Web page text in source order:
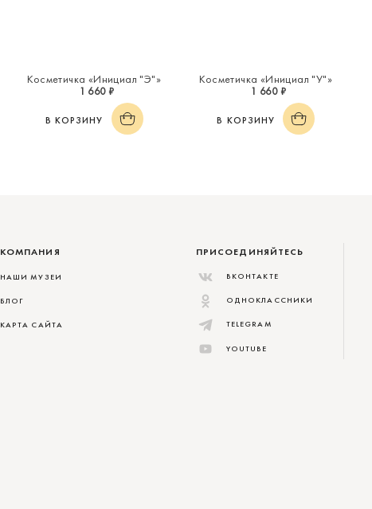
Косметичка «Инициал "Э"»
1 660 ₽
В КОРЗИНУ
Косметичка «Инициал "У"»
1 660 ₽
В КОРЗИНУ
ПРИСОЕДИНЯЙТЕСЬ
ВКОНТАКТЕ
ОДНОКЛАССНИКИ
TELEGRAM
YOUTUBE
КОМПАНИЯ
НАШИ МУЗЕИ
БЛОГ
КАРТА САЙТА